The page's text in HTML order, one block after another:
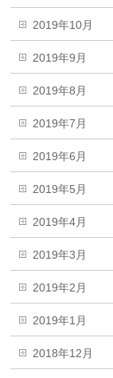
2019年10月
2019年9月
2019年8月
2019年7月
2019年6月
2019年5月
2019年4月
2019年3月
2019年2月
2019年1月
2018年12月